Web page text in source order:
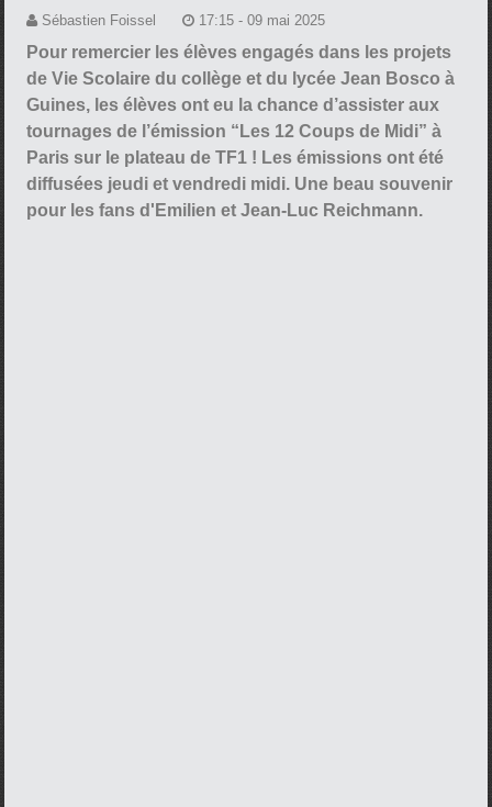
Sébastien Foissel 17:15 - 09 mai 2025
Pour remercier les élèves engagés dans les projets
de Vie Scolaire du collège et du lycée Jean Bosco à
Guines, les élèves ont eu la chance d’assister aux
tournages de l’émission “Les 12 Coups de Midi” à
Paris sur le plateau de TF1 ! Les émissions ont été
diffusées jeudi et vendredi midi. Une beau souvenir
pour les fans d'Emilien et Jean-Luc Reichmann.